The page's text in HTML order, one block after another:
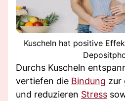
Kuscheln hat positive
Durchs Kuscheln
vertiefen die Bindung zur
und reduzieren Stress